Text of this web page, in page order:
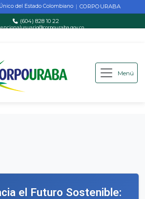
| CORPOURABA
(604) 828 10 22
Menú
el Futuro Sostenible: